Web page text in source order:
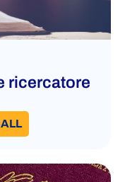
ricercatore